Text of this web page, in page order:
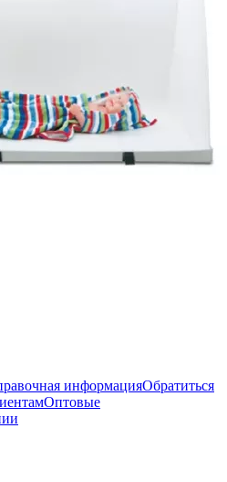
информацияОбратиться
Оптовые